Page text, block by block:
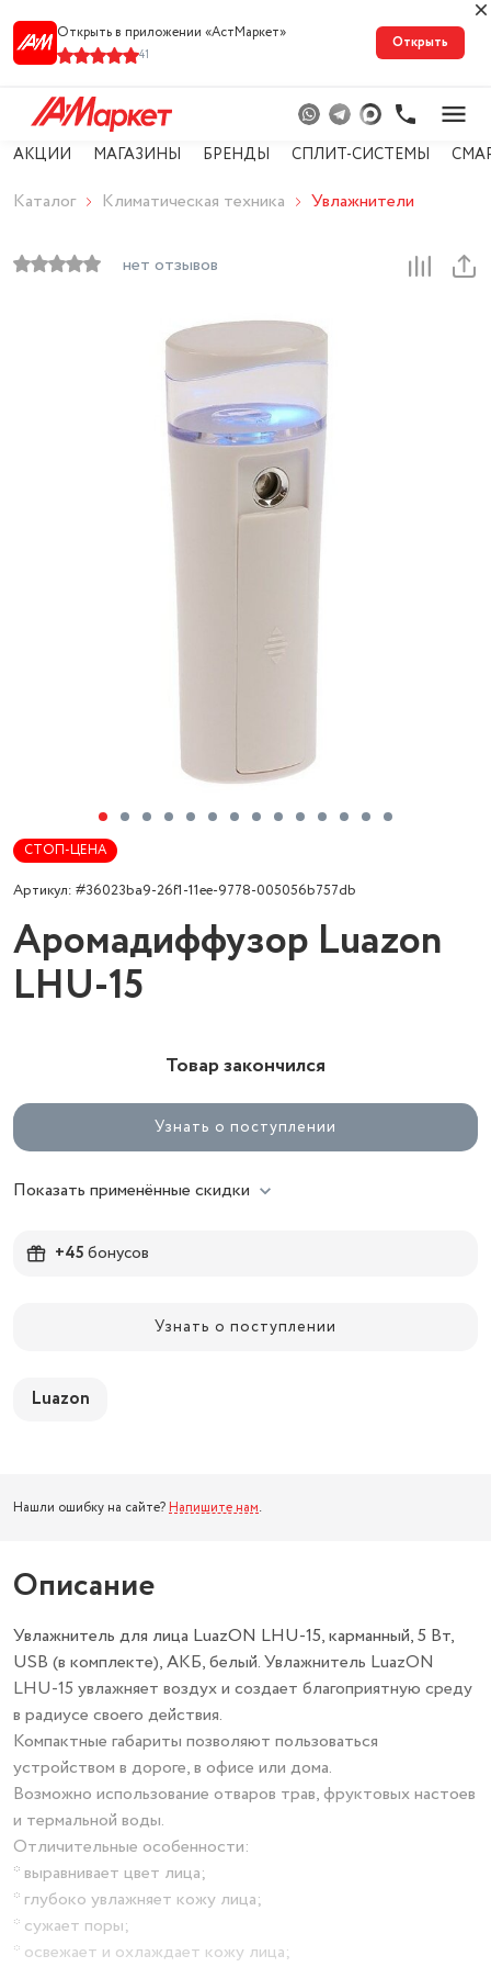
Открыть в приложении «АстМарке‪т‬»
41
Открыть
АКЦИИ МАГАЗИНЫ БРЕНДЫ СПЛИТ-СИСТЕМЫ
Каталог Климатическая техника Увлажнители
нет отзывов
СТОП-ЦЕНА
Артикул: #36023ba9-26f1-11ee-9778-005056b757db
Аромадиффузор Luazon
LHU-15
Товар закончился
Узнать о поступлении
Показать применённые скидки
+45бонусов
Узнать о поступлении
Luazon
Нашли ошибку на сайте? Напишите нам.
Описание
Увлажнитель для лица LuazON LHU-15, карманный, 5 Вт,
USB (в комплекте), АКБ, белый. Увлажнитель LuazON
LHU-15 увлажняет воздух и создает благоприятную среду
в радиусе своего действия.
Компактные габариты позволяют пользоваться
устройством в дороге, в офисе или дома.
Возможно использование отваров трав, фруктовых настоев
и термальной воды.
Отличительные особенности:
* выравнивает цвет лица;
* глубоко увлажняет кожу лица;
* сужает поры;
* освежает и охлаждает кожу лица;